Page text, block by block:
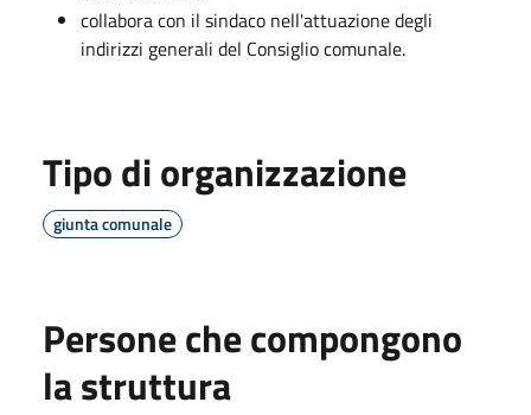
collabora con il sindaco nell'attuazione degli
indirizzi generali del Consiglio comunale.
Tipo di organizzazione
giunta comunale
Persone che compongono
la struttura